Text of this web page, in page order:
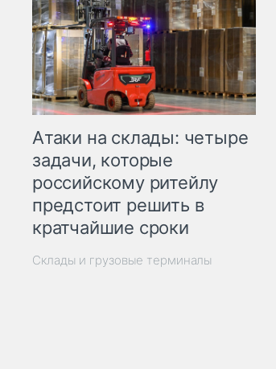
Атаки на склады: четыре
задачи, которые
российскому ритейлу
предстоит решить в
кратчайшие сроки
Склады и грузовые терминалы